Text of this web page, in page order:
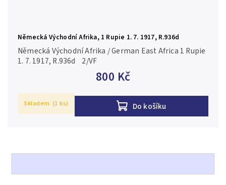
Německá Východní Afrika, 1 Rupie 1. 7. 1917, R.936d
800 Kč
Do košíku
Německá Východní Afrika / German East Africa 1 Rupie
1. 7. 1917, R.936d 2/VF
Skladem (1 ks)